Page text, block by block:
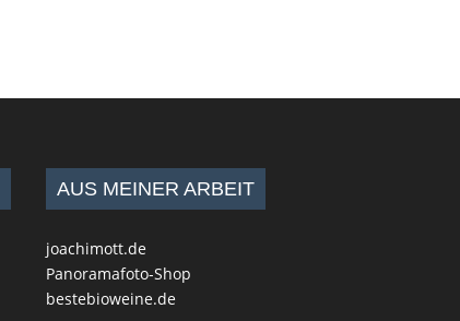
AUS MEINER ARBEIT
joachimott.de
Panoramafoto-Shop
bestebioweine.de